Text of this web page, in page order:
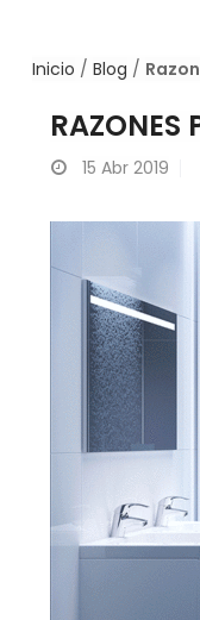
Inicio / Blog /
RAZONES
15 Abr 2019